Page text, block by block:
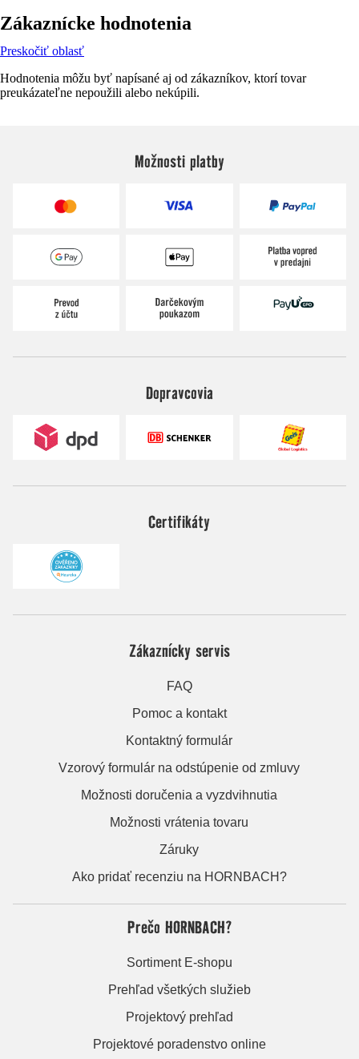
Zákaznícke hodnotenia
Preskočiť oblasť
Hodnotenia môžu byť napísané aj od zákazníkov, ktorí tovar
preukázateľne nepoužili alebo nekúpili.
Možnosti platby
Dopravcovia
Certifikáty
Zákaznícky servis
FAQ
Pomoc a kontakt
Kontaktný formulár
Vzorový formulár na odstúpenie od zmluvy
Možnosti doručenia a vyzdvihnutia
Možnosti vrátenia tovaru
Záruky
Ako pridať recenziu na HORNBACH?
Prečo HORNBACH?
Sortiment E-shopu
Prehľad všetkých služieb
Projektový prehľad
Projektové poradenstvo online